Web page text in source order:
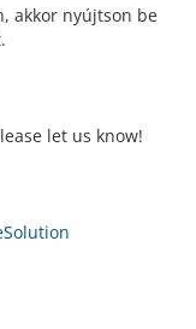
akkor nyújtson be
let us know!